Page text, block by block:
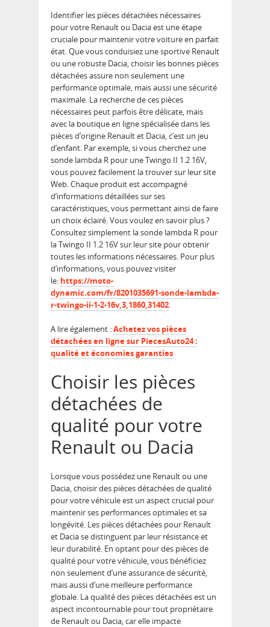
Identifier les pièces détachées nécessaires
pour votre Renault ou Dacia est une étape
cruciale pour maintenir votre voiture en parfait
état. Que vous conduisiez une sportive Renault
ou une robuste Dacia, choisir les bonnes pièces
détachées assure non seulement une
performance optimale, mais aussi une sécurité
maximale. La recherche de ces pièces
nécessaires peut parfois être délicate, mais
avec la boutique en ligne spécialisée dans les
pièces d’origine Renault et Dacia, c’est un jeu
d’enfant. Par exemple, si vous cherchez une
sonde lambda R pour une Twingo II 1.2 16V,
vous pouvez facilement la trouver sur leur site
Web. Chaque produit est accompagné
d’informations détaillées sur ses
caractéristiques, vous permettant ainsi de faire
un choix éclairé. Vous voulez en savoir plus ?
Consultez simplement la sonde lambda R pour
la Twingo II 1.2 16V sur leur site pour obtenir
toutes les informations nécessaires. Pour plus
d’informations, vous pouvez visiter
le: https://moto-
dynamic.com/fr/8201035691-sonde-lambda-
r-twingo-ii-1-2-16v,3,1860,31402.
A lire également :Achetez vos pièces
détachées en ligne sur PiecesAuto24 :
qualité et économies garanties
Choisir les pièces
détachées de
qualité pour votre
Renault ou Dacia
Lorsque vous possédez une Renault ou une
Dacia, choisir des pièces détachées de qualité
pour votre véhicule est un aspect crucial pour
maintenir ses performances optimales et sa
longévité. Les pièces détachées pour Renault
et Dacia se distinguent par leur résistance et
leur durabilité. En optant pour des pièces de
qualité pour votre véhicule, vous bénéficiez
non seulement d’une assurance de sécurité,
mais aussi d’une meilleure performance
globale. La qualité des pièces détachées est un
aspect incontournable pour tout propriétaire
de Renault ou Dacia, car elle impacte